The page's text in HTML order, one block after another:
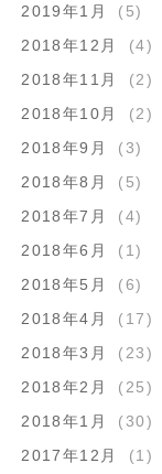
2019年1月
(5)
2018年12月
(4)
2018年11月
(2)
2018年10月
(2)
2018年9月
(3)
2018年8月
(5)
2018年7月
(4)
2018年6月
(1)
2018年5月
(6)
2018年4月
(17)
2018年3月
(23)
2018年2月
(25)
2018年1月
(30)
2017年12月
(1)